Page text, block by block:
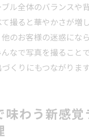
ル全体のバランスや
撮ると華やかさが増
のお客様の迷惑にな
なで写真を撮ること
くりにもつながります
味わう新感覚